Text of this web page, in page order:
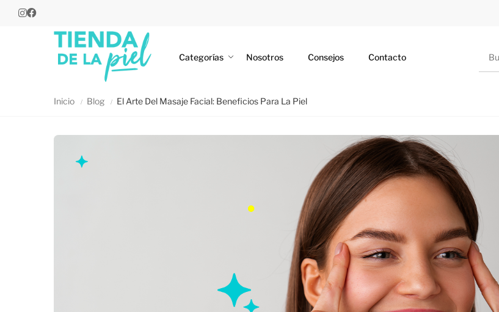
Categorías Nosotros Consejos Contacto
Inicio Blog El Arte Del Masaje Facial: Beneficios Para La Piel